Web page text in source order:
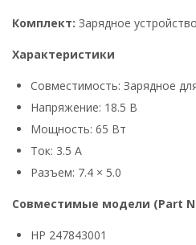
Комплект: Зарядное
Характеристики
Совместимость: Зарядное
Напряжение: 18.5 В
Мощность: 65 Вт
Ток: 3.5 А
Разъем: 7.4 × 5.0
Совместимые модели (Part
HP 247843001